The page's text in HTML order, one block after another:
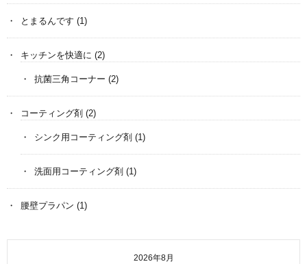
とまるんです (1)
キッチンを快適に (2)
抗菌三角コーナー (2)
コーティング剤 (2)
シンク用コーティング剤 (1)
洗面用コーティング剤 (1)
腰壁プラパン (1)
2026年8月